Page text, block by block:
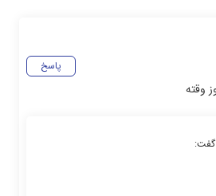
پاسخ
گفت: